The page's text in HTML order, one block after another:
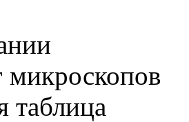
микроскопов
таблица